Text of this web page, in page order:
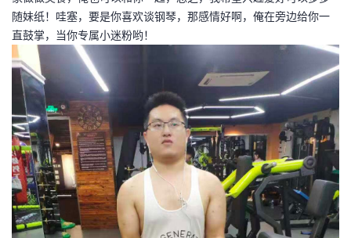
随妹纸！哇塞，要是你喜欢谈钢琴，那感情好啊，俺在旁边给你一
直鼓掌，当你专属小迷粉哟！